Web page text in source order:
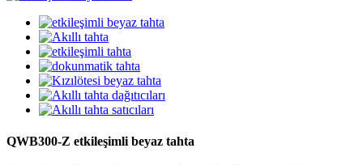
QWB300-Z etkileşimli beyaz tahta